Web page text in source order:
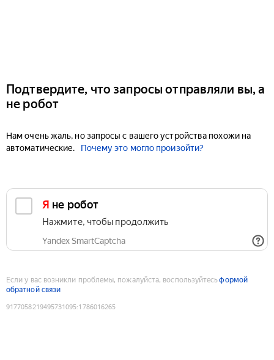
Подтвердите, что запросы отправляли вы, а
не робот
Нам очень жаль, но запросы с вашего устройства похожи на
автоматические.
Почему это могло произойти?
Я не робот
Нажмите, чтобы продолжить
Yandex SmartCaptcha
Если у вас возникли проблемы, пожалуйста, воспользуйтесьформой
обратной связи
9177058219495731095:1786016265